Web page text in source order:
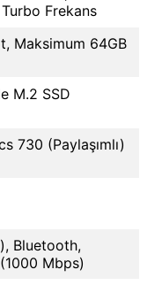
Frekans
Maksimum 64GB
M.2 SSD
730 (Paylaşımlı)
Bluetooth,
Mbps)